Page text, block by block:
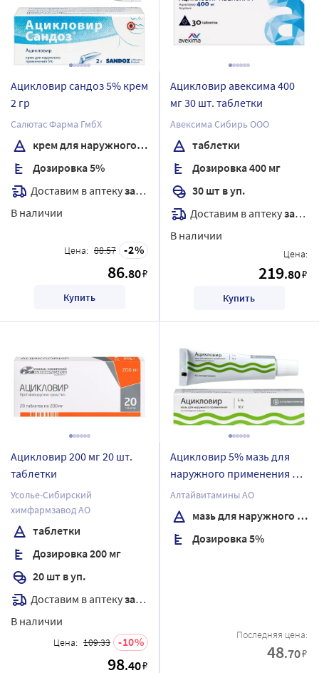
Ацикловир сандоз 5% крем
2 гр
Салютас Фарма ГмбХ
крем для наружного применения
Дозировка 5%
Доставим в аптекузавтра
В наличии
Цена: 88.57 2
86.80₽
Купить
Ацикловир авексима 400
мг 30 шт. таблетки
Авексима Сибирь ООО
таблетки
Дозировка 400 мг
30 шт в уп.
Доставим в аптекузавтра
В наличии
Цена:
219.80₽
Купить
Ацикловир 200 мг 20 шт.
таблетки
Усолье-Сибирский
химфармзавод АО
таблетки
Дозировка 200 мг
20 шт в уп.
Доставим в аптекузавтра
В наличии
Цена: 109.33 10
98.40₽
Ацикловир 5% мазь для
наружного применения 10
гр
Алтайвитамины АО
мазь для наружного применения
Дозировка 5%
Последняя цена:
48.70₽